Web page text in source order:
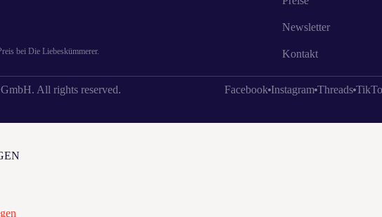
bei Die Liebeskümmerer.
Newsletter
Kontakt
All rights reserved. Facebook Instagram Threads